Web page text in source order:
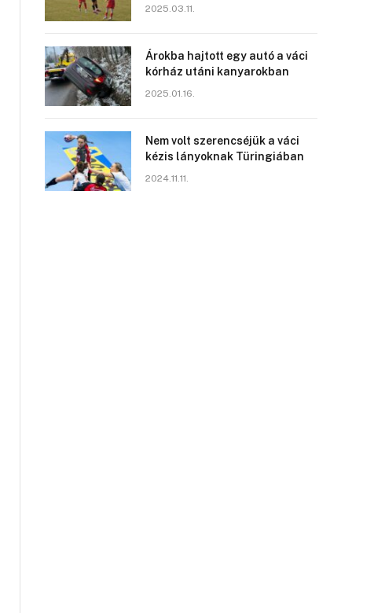
2025.03.11.
Árokba hajtott egy autó a váci
kórház utáni kanyarokban
2025.01.16.
Nem volt szerencséjük a váci
kézis lányoknak Türingiában
2024.11.11.